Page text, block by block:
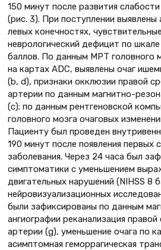
150 минут после развития
(рис. 3). При поступлении выявлены
левых конечностях,
неврологический дефицит по шкале
баллов. По данным МРТ головного
на картах ADC, выявлены очаг
(b, d), признаки окклюзии правой
артерии по данным магнитно-
(c); по данным рентгеновской
головного мозга очаговых
Пациенту был проведен
190 минут после появления первых
заболевания. Через 24 часа был
симптоматики с уменьшением
двигательных нарушений (NIHSS 8
нейровизуализационных
были зафиксированы по данным
ангиографии реканализация
артерии (g), уменьшение очага по
асимптомная геморрагическая